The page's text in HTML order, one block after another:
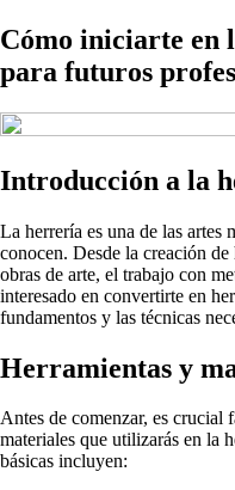
Cómo iniciarte en
para futuros
Introducción a la
La herrería es una de las artes
conocen. Desde la creación
obras de arte, el trabajo con
interesado en convertirte en
fundamentos y las técnicas
Herramientas y
Antes de comenzar, es crucial
materiales que utilizarás en la
básicas incluyen: